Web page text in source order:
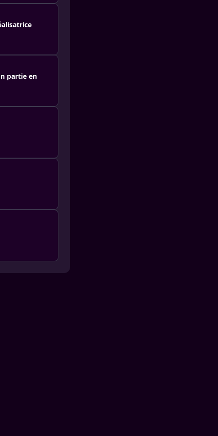
partie en